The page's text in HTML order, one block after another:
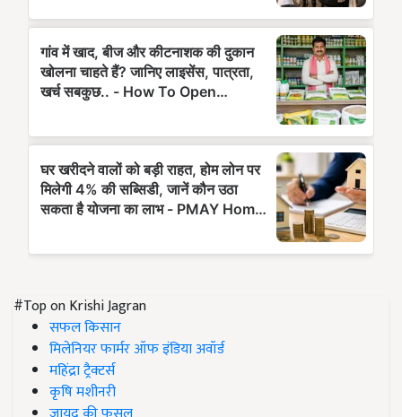
#Top on Krishi Jagran
सफल किसान
मिलेनियर फार्मर ऑफ इंडिया अवॉर्ड
महिंद्रा ट्रैक्टर्स
कृषि मशीनरी